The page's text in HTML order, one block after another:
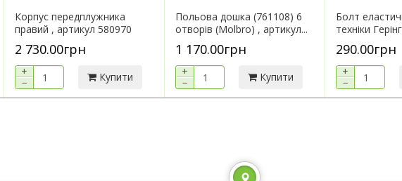
Корпус передплужника
правий , артикул 580970
2 730.00грн
+
−
Купити
Польова дошка (761108) 6
отворів (Molbro) , артикул...
1 170.00грн
+
−
Купити
Болт
техніки
290.00грн
+
−